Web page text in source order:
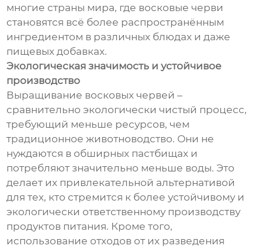
многие страны мира, где восковые черви
становятся всё более распространённым
ингредиентом в различных блюдах и даже
пищевых добавках.
Экологическая значимость и устойчивое
производство
Выращивание восковых червей –
сравнительно экологически чистый процесс,
требующий меньше ресурсов, чем
традиционное животноводство. Они не
нуждаются в обширных пастбищах и
потребляют значительно меньше воды. Это
делает их привлекательной альтернативой
для тех, кто стремится к более устойчивому и
экологически ответственному производству
продуктов питания. Кроме того,
использование отходов от их разведения